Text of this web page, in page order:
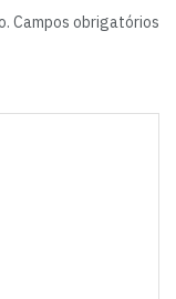
Campos obrigatórios